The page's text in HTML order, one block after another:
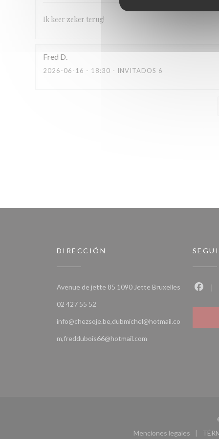
Ik keer zeker terug!
Fred D
2026-06-16 - 18:30 - INVITADOS 6
DIRECCIÓN
Avenue de jette 85 1090 Jette Bruxelles((abre en
02 427 55 52
info@chezsoje.be,dubmichel@hotmail.co
m,freddubois66@hotmail.com
Menciones legales